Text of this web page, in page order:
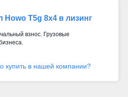
Howo T5g 8x4 в лизинг
взнос. Грузовые
купить в нашей компании?